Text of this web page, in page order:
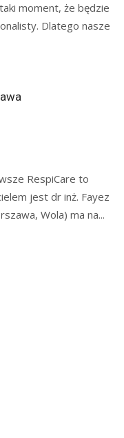
moment, że będzie
Dlatego nasze
RespiCare to
jest dr inż. Fayez
Wola) ma na...